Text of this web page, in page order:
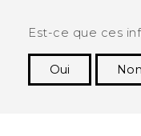
Est-ce que ces
Oui
Non